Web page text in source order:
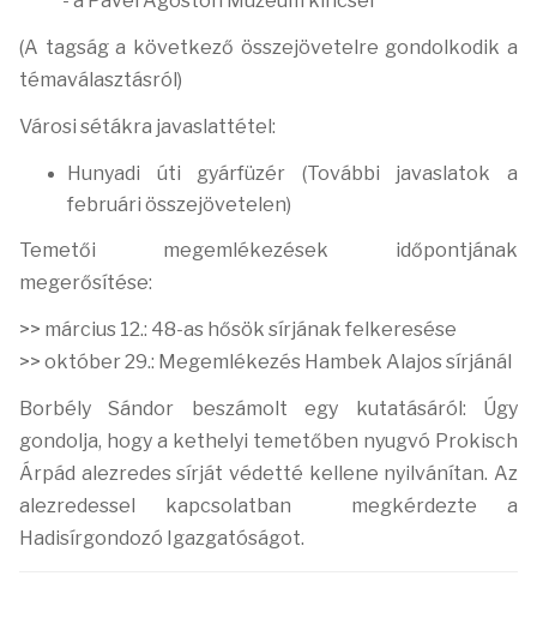
(A tagság a következő összejövetelre gondolkodik a
témaválasztásról)
Városi sétákra javaslattétel:
Hunyadi úti gyárfüzér (További javaslatok a
februári összejövetelen)
Temetői megemlékezések időpontjának
megerősítése:
>> március 12.: 48-as hősök sírjának felkeresése
>> október 29.: Megemlékezés Hambek Alajos sírjánál
Borbély Sándor beszámolt egy kutatásáról: Úgy
gondolja, hogy a kethelyi temetőben nyugvó Prokisch
Árpád alezredessírját védetté kellene nyilvánítan. Az
alezredessel kapcsolatban megkérdezte a
Hadisírgondozó Igazgatóságot.